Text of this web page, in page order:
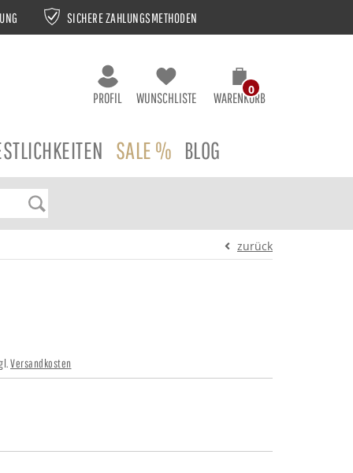
SICHERE ZAHLUNGSMETHODEN
PROFIL WUNSCHLISTE WARENKORB
0
SALE % BLOG
zurück
Versandkosten